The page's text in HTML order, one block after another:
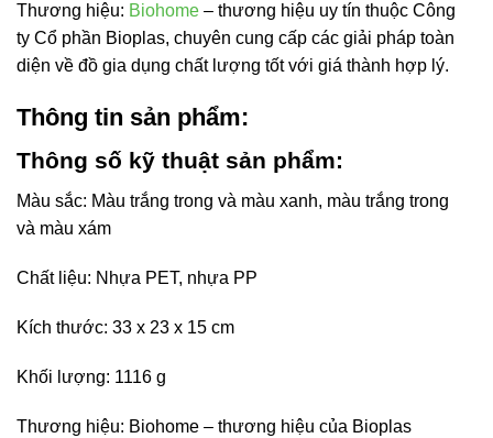
Thương hiệu: Biohome – thương hiệu uy tín thuộc Công
ty Cổ phần Bioplas, chuyên cung cấp các giải pháp toàn
diện về đồ gia dụng chất lượng tốt với giá thành hợp lý.
Thông tin sản phẩm:
Thông số kỹ thuật sản phẩm:
Màu sắc: Màu trắng trong và màu xanh, màu trắng trong
và màu xám
Chất liệu: Nhựa PET, nhựa PP
Kích thước: 33 x 23 x 15 cm
Khối lượng: 1116 g
Thương hiệu: Biohome – thương hiệu của Bioplas